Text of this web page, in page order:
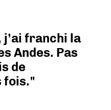
j’ai franchi la
Andes. Pas
de
fois."